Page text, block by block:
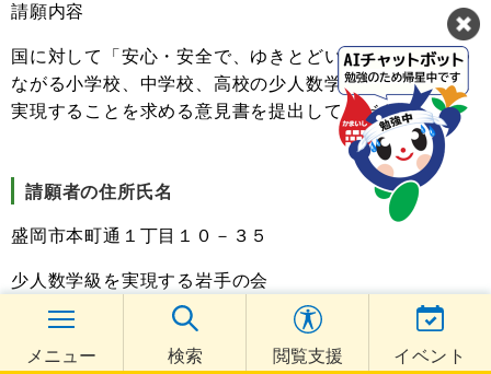
メニュー 検索 閲覧支援 イベント
請願内容
国に対して「安心・安全で、ゆきとどいた教育実現につ
ながる小学校、中学校、高校の少人数学級」を速やかに
実現することを求める意見書を提出してください。
請願者の住所氏名
盛岡市本町通１丁目１０－３５
少人数学級を実現する岩手の会
代表 田代高章